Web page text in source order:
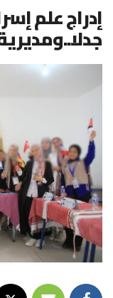
إدراج علم